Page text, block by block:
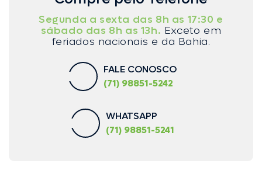
Segunda a sexta das 8h as 17:30 e
sábado das 8h as 13h. Exceto em
feriados nacionais e da Bahia.
FALE CONOSCO
(71) 98851-5242
WHATSAPP
(71) 98851-5241